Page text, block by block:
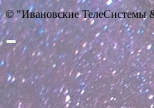
© "Ивановские ТелеСистемы
Прокрутить
вверх